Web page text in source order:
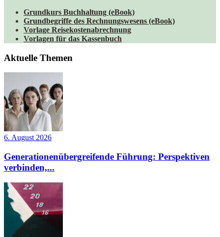
Grundkurs Buchhaltung (eBook)
Grundbegriffe des Rechnungswesens (eBook)
Vorlage Reisekostenabrechnung
Vorlagen für das Kassenbuch
Aktuelle Themen
6. August 2026
Generationenübergreifende Führung: Perspektiven
verbinden,...